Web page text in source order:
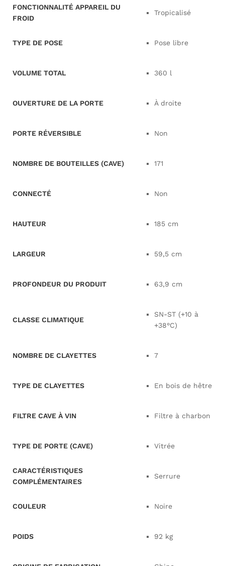
FONCTIONNALITÉ APPAREIL DU
FROID
Tropicalisé
TYPE DE POSE Pose libre
VOLUME TOTAL 360 l
OUVERTURE DE LA PORTE À droite
PORTE RÉVERSIBLE Non
NOMBRE DE BOUTEILLES (CAVE) 171
CONNECTÉ Non
HAUTEUR 185 cm
LARGEUR 59,5 cm
PROFONDEUR DU PRODUIT 63,9 cm
CLASSE CLIMATIQUE
SN-ST (+10 à
+38°C)
NOMBRE DE CLAYETTES 7
TYPE DE CLAYETTES En bois de hêtre
FILTRE CAVE À VIN Filtre à charbon
TYPE DE PORTE (CAVE) Vitrée
CARACTÉRISTIQUES
COMPLÉMENTAIRES
Serrure
COULEUR Noire
POIDS 92 kg